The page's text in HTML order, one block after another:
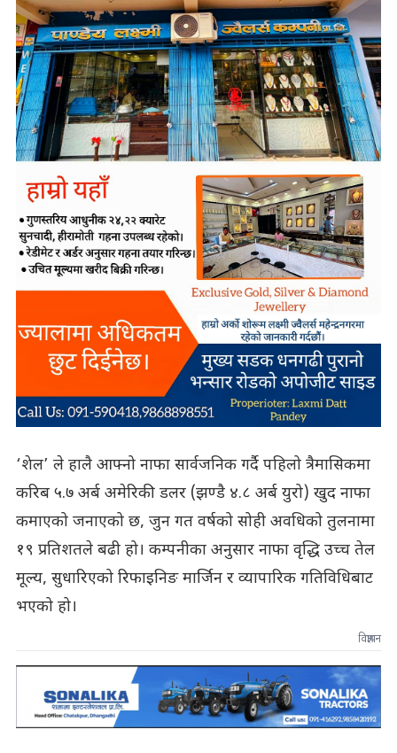
‘शेल’ ले हालै आफ्नो नाफा सार्वजनिक गर्दै पहिलो त्रैमासिकमा
करिब ५.७ अर्ब अमेरिकी डलर (झण्डै ४.८ अर्ब युरो) खुद नाफा
कमाएको जनाएको छ, जुन गत वर्षको सोही अवधिको तुलनामा
१९ प्रतिशतले बढी हो। कम्पनीका अनुसार नाफा वृद्धि उच्च तेल
मूल्य, सुधारिएको रिफाइनिङ मार्जिन र व्यापारिक गतिविधिबाट
भएको हो।
विज्ञापन